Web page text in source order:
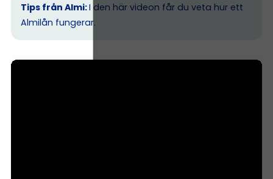
Tips från Almi:I den här videon får du veta hur ett
Almilån fungerar.